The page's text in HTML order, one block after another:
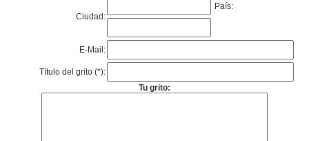
Ciudad:
País:
E-Mail:
Título del grito (*):
Tu grito: